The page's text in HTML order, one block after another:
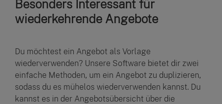
Besonders Interessant für
wiederkehrende Angebote
Du möchtest ein Angebot als Vorlage
wiederverwenden? Unsere Software bietet dir zwei
einfache Methoden, um ein Angebot zu duplizieren,
sodass du es mühelos wiederverwenden kannst. Du
kannst es in der Angebotsübersicht über die